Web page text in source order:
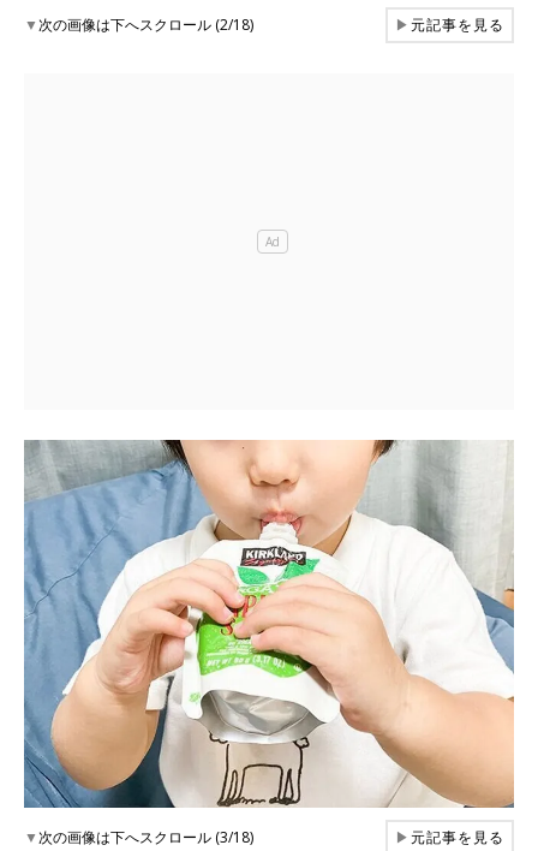
▼次の画像は下へスクロール (2/18) ▶元記事を見る
▼次の画像は下へスクロール (3/18) ▶元記事を見る